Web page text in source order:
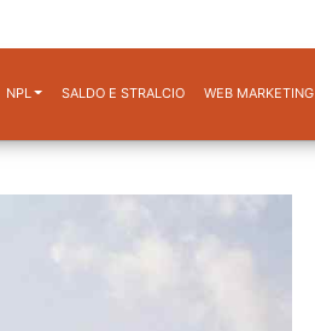
NPL SALDO E STRALCIO WEB MARKETING